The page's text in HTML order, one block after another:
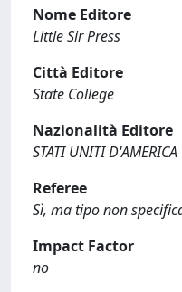
Nome Editore
Little Sir Press
Città Editore
State College
Nazionalità Editore
STATI UNITI D'AMERICA
Referee
Sì, ma tipo non
Impact Factor
no